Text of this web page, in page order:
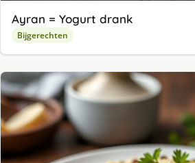
Ayran = Yogurt drank
Bijgerechten